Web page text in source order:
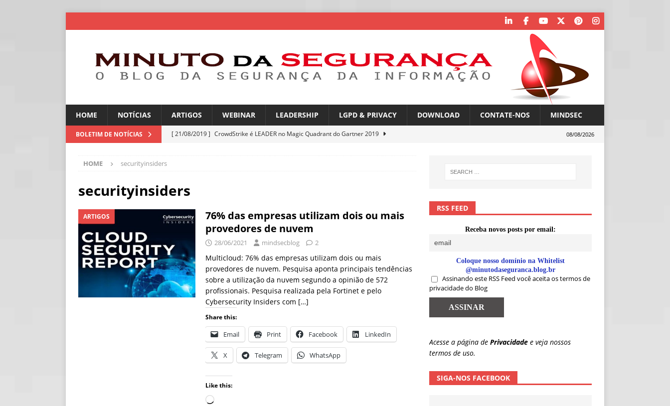
HOME NOTÍCIAS ARTIGOS WEBINAR LEADERSHIP LGPD & PRIVACY DOWNLOAD CONTATE-NOS MINDSEC
BOLETIM DE NOTÍCIAS [ 21/08/2019 ] CrowdStrike é LEADER no Magic Quadrant do Gartner 2019
NOTÍCIAS
[ 06/08/2026 ]
NOTÍCIAS
[ 06/08/2026 ] Sem guardrails, a autonomia da IA se torna um risco
NOTÍCIAS
[ 06/08/2026 ]
IA eleva taxa de sucesso de phishing para 54% NOTÍCIAS
08/08/2026
HOME securityinsiders
securityinsiders
ARTIGOS
76% das empresas utilizam dois ou mais
provedores de nuvem
28/06/2021 mindsecblog 2
Multicloud: 76% das empresas utilizam dois ou mais
provedores de nuvem. Pesquisa aponta principais tendências
sobre a utilização da nuvem segundo a opinião de 572
profissionais. Pesquisa realizada pela Fortinet e pelo
Cybersecurity Insiders com […]
Share this:
Email Print Facebook LinkedIn
X Telegram WhatsApp
Like this:
RSS FEED
Receba novos posts por email:
Coloque nosso domínio na Whitelist
@minutodaseguranca.blog.br
Assinando este RSS Feed você aceita os termos de
privacidade do Blog
Acesse a página de Privacidade e veja nossos
termos de uso.
SIGA-NOS FACEBOOK